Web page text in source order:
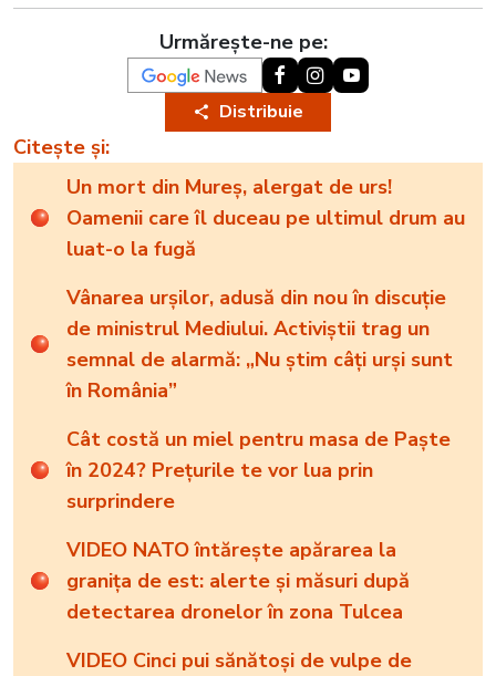
Urmărește-ne pe:
Distribuie
Citește și:
Un mort din Mureș, alergat de urs!
Oamenii care îl duceau pe ultimul drum au
luat-o la fugă
Vânarea urșilor, adusă din nou în discuție
de ministrul Mediului. Activiștii trag un
semnal de alarmă: „Nu știm câți urși sunt
în România”
Cât costă un miel pentru masa de Paște
în 2024? Prețurile te vor lua prin
surprindere
VIDEO NATO întărește apărarea la
granița de est: alerte și măsuri după
detectarea dronelor în zona Tulcea
VIDEO Cinci pui sănătoși de vulpe de